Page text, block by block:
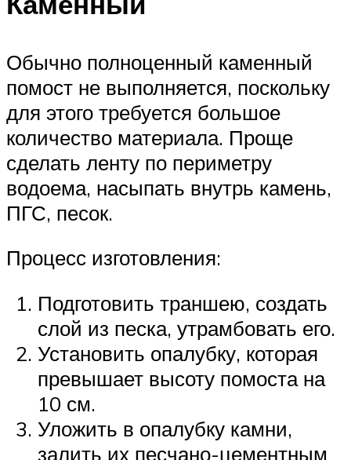
Обычно полноценный каменный
помост не выполняется, поскольку
для этого требуется большое
количество материала. Проще
сделать ленту по периметру
водоема, насыпать внутрь камень,
ПГС, песок.
Процесс изготовления:
Подготовить траншею, создать
слой из песка, утрамбовать его.
Установить опалубку, которая
превышает высоту помоста на
10 см.
Уложить в опалубку камни,
залить их песчано-цементным